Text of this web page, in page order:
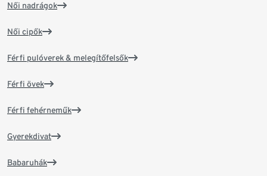
Női nadrágok
Női cipők
Férfi pulóverek & melegítőfelsők
Férfi övek
Férfi fehérneműk
Gyerekdivat
Babaruhák